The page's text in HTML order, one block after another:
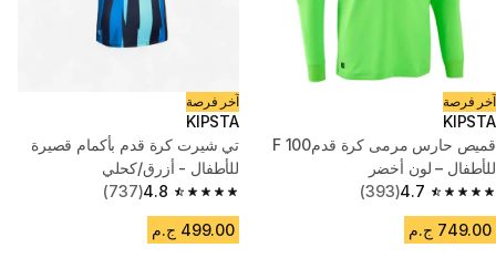
آخر فرصة
KIPSTA
قميص حارس مرمى كرة قدمF 100
للأطفال – لون أخضر
4.7
4.7 out of 5 stars from 393 reviews
(393)
749.00 ج.م
آخر فرصة
KIPSTA
تي شيرت كرة قدم بأكمام قصيرة
للأطفال - أزرق/كحلي
4.8
4.8 out of 5 stars from 737 reviews
(737)
499.00 ج.م